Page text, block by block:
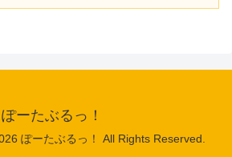
ぽーたぶるっ！
ぽーたぶるっ！ All Rights Reserved.